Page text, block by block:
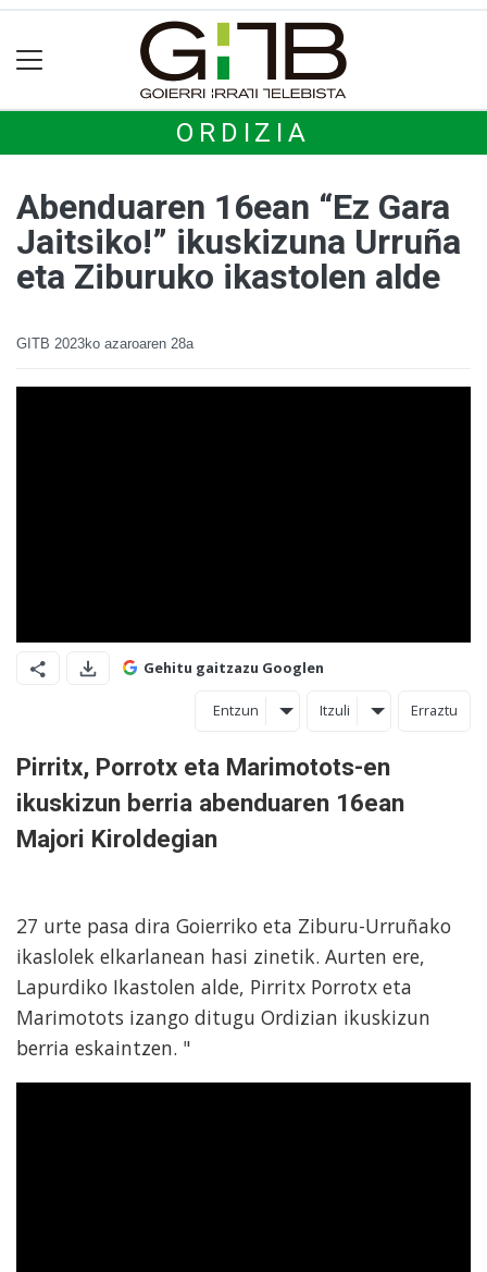
ORDIZIA
Abenduaren 16ean “Ez Gara
Jaitsiko!” ikuskizuna Urruña
eta Ziburuko ikastolen alde
GITB 2023ko azaroaren 28a
Gehitu gaitzazu Googlen
Entzun Itzuli Erraztu
Pirritx, Porrotx eta Marimotots-en
ikuskizun berria abenduaren 16ean
Majori Kiroldegian
27 urte pasa dira Goierriko eta Ziburu-Urruñako
ikaslolek elkarlanean hasi zinetik. Aurten ere,
Lapurdiko Ikastolen alde, Pirritx Porrotx eta
Marimotots izango ditugu Ordizian ikuskizun
berria eskaintzen. "